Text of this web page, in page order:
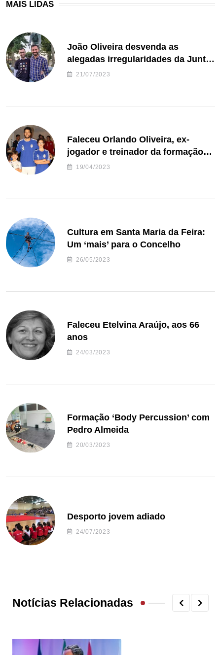
MAIS LIDAS
João Oliveira desvenda as
alegadas irregularidades da Junta
de Freguesia S. João de Ver
21/07/2023
Faleceu Orlando Oliveira, ex-
jogador e treinador da formação
de andebol do Feirense
19/04/2023
Cultura em Santa Maria da Feira:
Um ‘mais’ para o Concelho
26/05/2023
Faleceu Etelvina Araújo, aos 66
anos
24/03/2023
Formação ‘Body Percussion’ com
Pedro Almeida
20/03/2023
Desporto jovem adiado
24/07/2023
Notícias Relacionadas